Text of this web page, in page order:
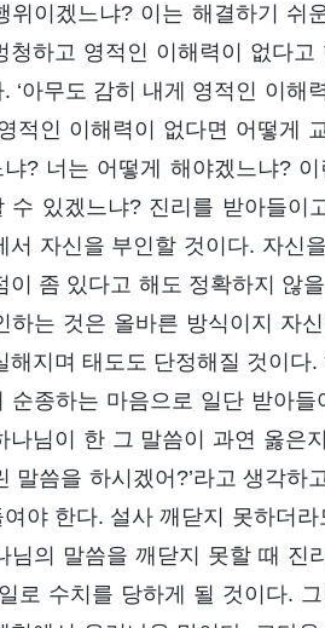
위이겠느냐? 이는 해결하기 쉬
청하고 영적인 이해력이 없다
. ‘아무도 감히 내게 영적인 이
적인 이해력이 없다면 어떻게
냐? 너는 어떻게 해야겠느냐?
수 있겠느냐? 진리를 받아들이
서 자신을 부인할 것이다. 자신
이 좀 있다고 해도 정확하지 않
하는 것은 올바른 방식이지 자
해지며 태도도 단정해질 것이다
순종하는 마음으로 일단 받아
나님이 한 그 말씀이 과연 옳은
말씀을 하시겠어?’라고 생각
여야 한다. 설사 깨닫지 못하더
님의 말씀을 깨닫지 못할 때 진
로 수치를 당하게 될 것이다.